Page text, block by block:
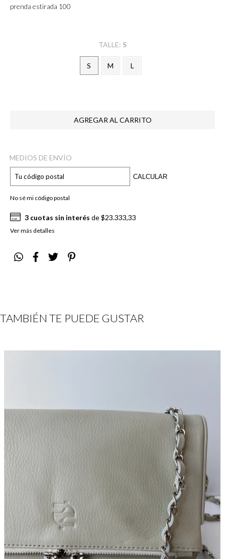
prenda estirada 100
TALLE: S
S M L
MEDIOS DE ENVÍO
CALCULAR
No sé mi código postal
3cuotas sin interés de$23.333,33
Ver más detalles
TAMBIÉN TE PUEDE GUSTAR